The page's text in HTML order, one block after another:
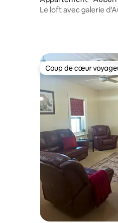
Le loft avec galerie
Coup de cœur
Coup de cœur